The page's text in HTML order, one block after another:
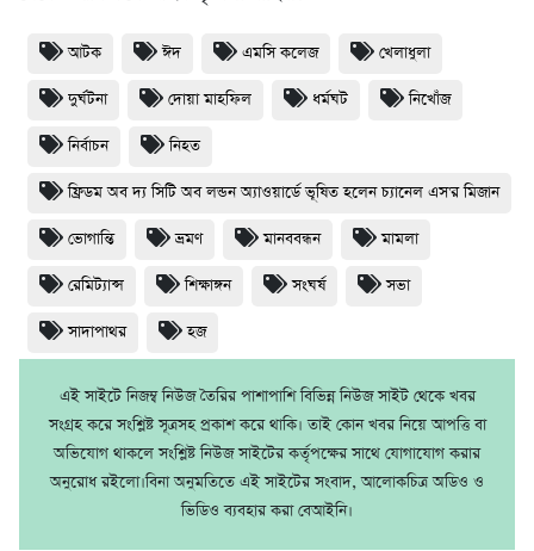
আটক ঈদ এমসি কলেজ খেলাধুলা
দুর্ঘটনা দোয়া মাহফিল ধর্মঘট নিখোঁজ
নির্বাচন নিহত
ফ্রিডম অব দ্য সিটি অব লন্ডন অ্যাওয়ার্ডে ভূষিত হলেন চ্যানেল এস'র মিজান
ভোগান্তি ভ্রমণ মানববন্ধন মামলা
রেমিট্যান্স শিক্ষাঙ্গন সংঘর্ষ সভা
সাদাপাথর হজ
এই সাইটে নিজম্ব নিউজ তৈরির পাশাপাশি বিভিন্ন নিউজ সাইট থেকে খবর
সংগ্রহ করে সংশ্লিষ্ট সূত্রসহ প্রকাশ করে থাকি। তাই কোন খবর নিয়ে আপত্তি বা
অভিযোগ থাকলে সংশ্লিষ্ট নিউজ সাইটের কর্তৃপক্ষের সাথে যোগাযোগ করার
অনুরোধ রইলো।বিনা অনুমতিতে এই সাইটের সংবাদ, আলোকচিত্র অডিও ও
ভিডিও ব্যবহার করা বেআইনি।